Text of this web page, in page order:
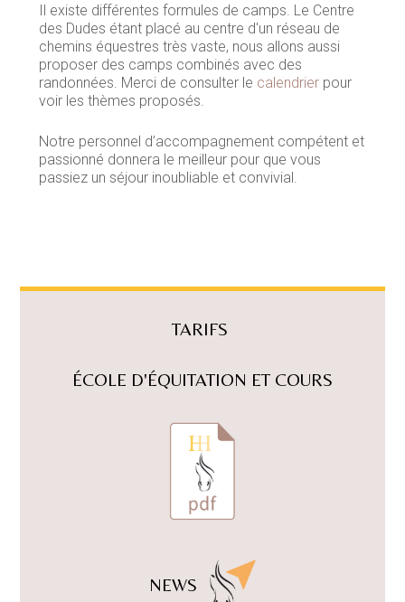
Il existe différentes formules de camps. Le Centre
des Dudes étant placé au centre d'un réseau de
chemins équestres très vaste, nous allons aussi
proposer des camps combinés avec des
randonnées. Merci de consulter le calendrierpour
voir les thèmes proposés.
Notre personnel d’accompagnement compétent et
passionné donnera le meilleur pour que vous
passiez un séjour inoubliable et convivial.
TARIFS
ÉCOLE D'ÉQUITATION ET COURS
NEWS